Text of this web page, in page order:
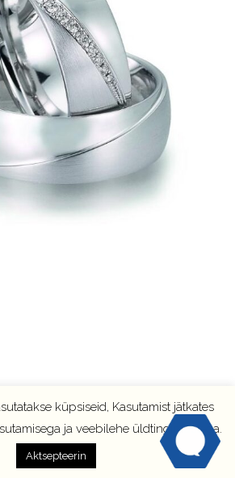
küpsiseid, Kasutamist jätkates
ja veebilehe üldtingimustega.
Aktsepteerin